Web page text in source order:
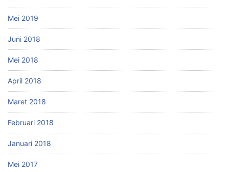
Mei 2019
Juni 2018
Mei 2018
April 2018
Maret 2018
Februari 2018
Januari 2018
Mei 2017